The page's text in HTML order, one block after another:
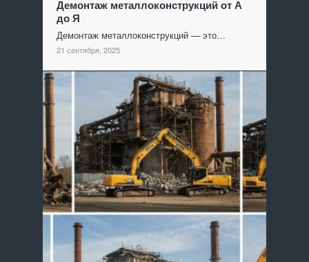
Демонтаж металлоконструкций от А
до Я
Демонтаж металлоконструкций — это…
21 сентября, 2025